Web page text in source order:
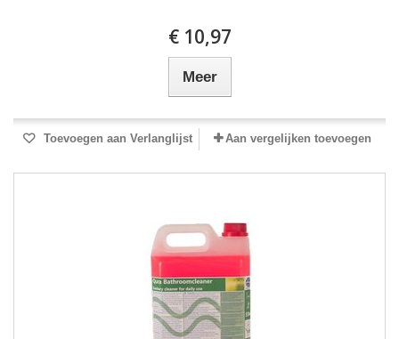
€ 10,97
Meer
Toevoegen aan Verlanglijst Aan vergelijken toevoegen